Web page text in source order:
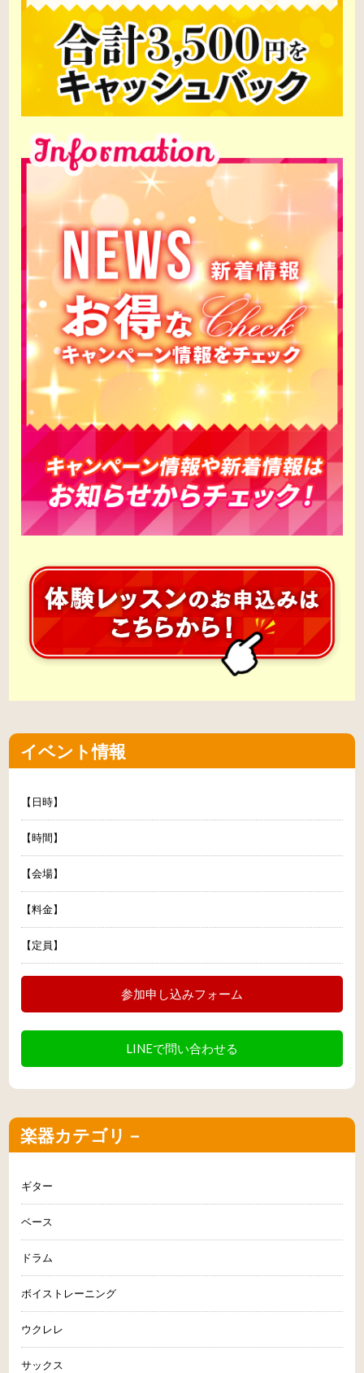
イベント情報
【日時】
【時間】
【会場】
【料金】
【定員】
参加申し込みフォーム
LINEで問い合わせる
楽器カテゴリ－
ギター
ベース
ドラム
ボイストレーニング
ウクレレ
サックス